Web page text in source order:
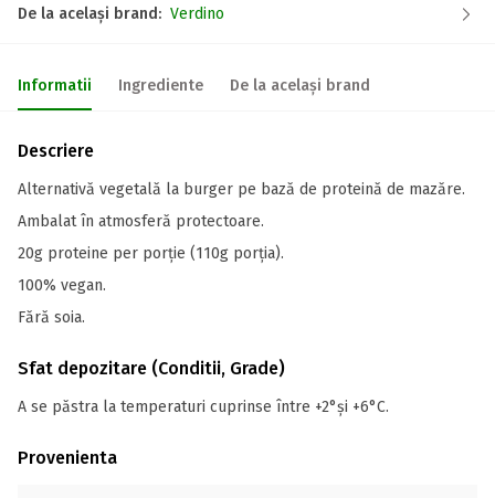
De la același brand: Verdino
Informatii Ingrediente De la același brand
Descriere
Alternativă vegetală la burger pe bază de proteină de mazăre.
Ambalat în atmosferă protectoare.
20g proteine per porție (110g porția).
100% vegan.
Fără soia.
Sfat depozitare (Conditii, Grade)
A se păstra la temperaturi cuprinse între +2°și +6°C.
Provenienta